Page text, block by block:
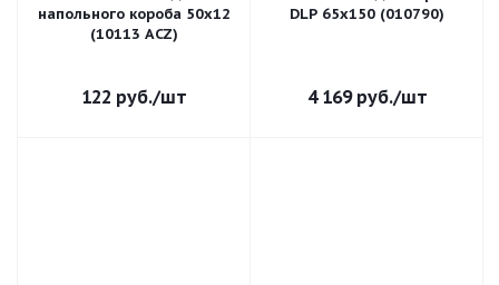
напольного короба 50х12
(10113 ACZ)
122 руб./шт
DLP 65х150 (010790)
4 169руб./шт